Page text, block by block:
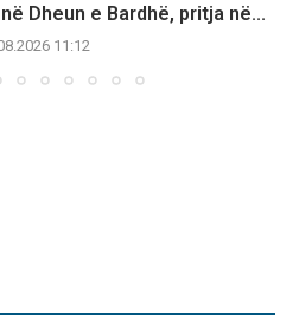
Dheun e Bardhë, pritja në...
11:12